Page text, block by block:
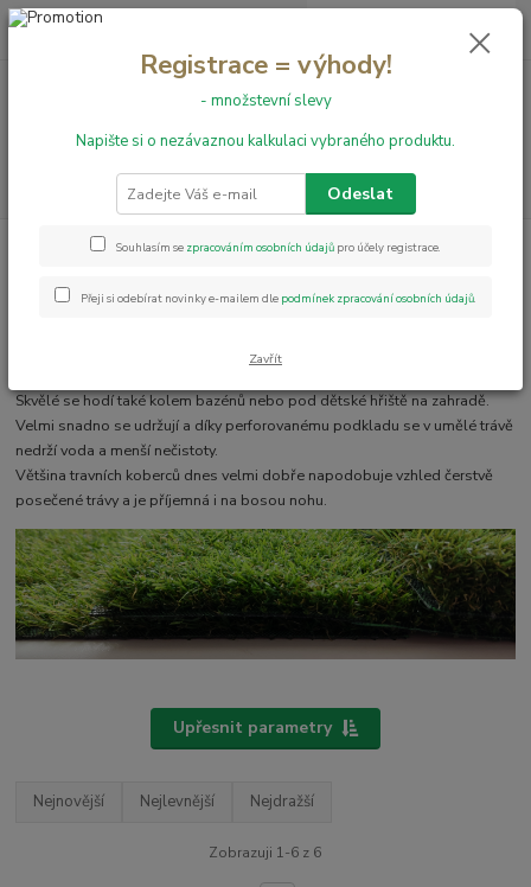
+420 731 199 591 0,00 Kč
Umělé trávy
Umělé trávy
jsou vynikající alternativou podlahy k dlažbě na
Skvělé se hodí také kolem bazénů nebo pod dětské hřiště na zahradě.
Velmi snadno se udržují a díky perforovanému podkladu se v umělé trávě
nedrží voda a menší nečistoty.
Většina travních koberců dnes velmi dobře napodobuje vzhled čerstvě
posečené trávy a je příjemná i na bosou nohu.
Upřesnit parametry
Nejnovější Nejlevnější Nejdražší
Zobrazuji 1-6 z 6
Registrace = výhody!
- množstevní slevy
Napište si o nezávaznou kalkulaci vybraného produktu.
Odeslat
Souhlasím se zpracováním osobních údajů pro účely registrace.
Přeji si odebírat novinky e-mailem dle podmínek zpracování osobních údajů.
Zavřít